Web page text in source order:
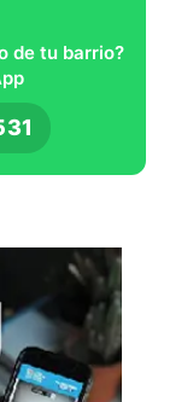
de tu barrio?